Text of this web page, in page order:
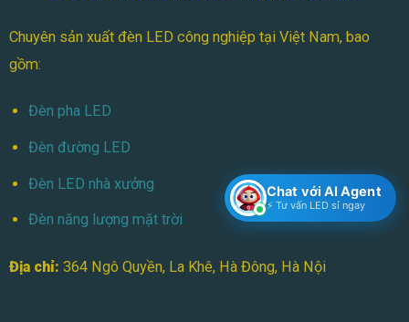
Chuyên sản xuất đèn LED công nghiệp tại Việt Nam, bao
gồm:
Đèn pha LED
Đèn đường LED
Đèn LED nhà xưởng
Đèn năng lượng mặt trời
Địa chỉ: 364 Ngô Quyền, La Khê, Hà Đông, Hà Nội
Chat với AI Agent
⚡ Tư vấn LED sỉ ngay